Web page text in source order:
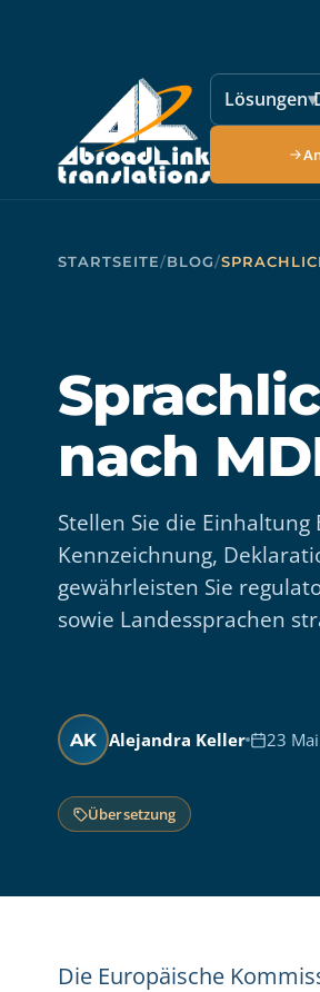
Lösungen▾
STARTSEITE/BLOG/
nach
Stellen Sie die
Kennzeichnung,
gewährleisten Sie
sowie Landessprachen
AK Alejandra Keller 23
Übersetzung
Die Europäische